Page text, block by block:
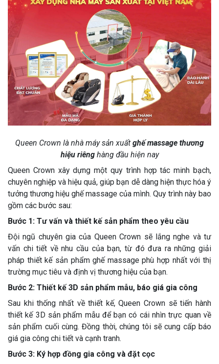
Queen Crown là nhà máy sản xuất ghế massage thương
hiệu riêng hàng đầu hiện nay
Queen Crown xây dựng một quy trình hợp tác minh bạch,
chuyên nghiệp và hiệu quả, giúp bạn dễ dàng hiện thực hóa ý
tưởng thương hiệu ghế massage của mình. Quy trình này bao
gồm các bước sau:
Bước 1: Tư vấn và thiết kế sản phẩm theo yêu cầu
Đội ngũ chuyên gia của Queen Crown sẽ lắng nghe và tư
vấn chi tiết về nhu cầu của bạn, từ đó đưa ra những giải
pháp thiết kế sản phẩm ghế massage phù hợp nhất với thị
trường mục tiêu và định vị thương hiệu của bạn.
Bước 2: Thiết kế 3D sản phẩm mẫu, báo giá gia công
Sau khi thống nhất về thiết kế, Queen Crown sẽ tiến hành
thiết kế 3D sản phẩm mẫu để bạn có cái nhìn trực quan về
sản phẩm cuối cùng. Đồng thời, chúng tôi sẽ cung cấp báo
giá gia công chi tiết và cạnh tranh.
Bước 3: Ký hợp đồng gia công và đặt cọc